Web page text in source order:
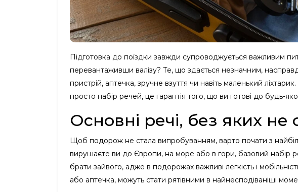
Підготовка до поїздки завжди супроводжується важливим
перевантаживши валізу? Те, що здається незначним,
пристрій, аптечка, зручне взуття чи навіть маленький
просто набір речей, це гарантія того, що ви готові до будь-якої
Основні речі, без яких не
Щоб подорож не стала випробуванням, варто почати з
вирушаєте ви до Європи, на море або в гори, базовий набір
брати зайвого, адже в подорожах важливі легкість і
або аптечка, можуть стати рятівними в найнесподіваніші